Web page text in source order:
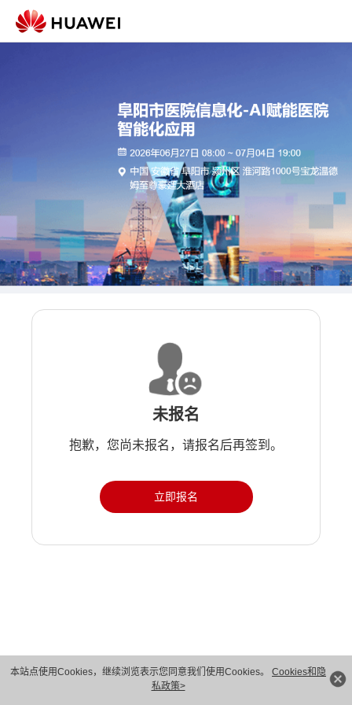
本站点使用Cookies，继续浏览表示您同意我们使用Cookies。 Cookies和隐
私政策>
未报名
抱歉，您尚未报名，请报名后再签到。
立即报名
版权所有 © 华为技术有限公司 1998-2026。 保留一切权利。粤A2-20044005号
隐私保护
法律声明